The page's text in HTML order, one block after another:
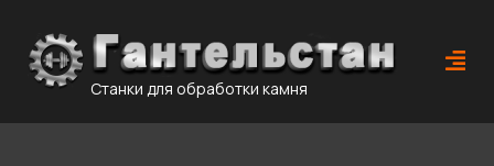
Станки для обработки камня